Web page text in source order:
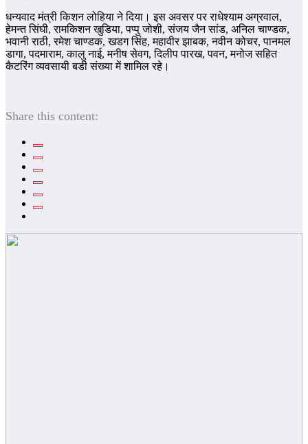
धन्यवाद मंत्री किशन लोहिया ने दिया। इस अवसर पर राधेश्याम अग्रवाल,
हेमन्त सिंघी, रामकिशन खुडिया, पप्पु जोशी, संजय जैन सांड, अनिल चाण्डक,
भवानी राठी, रमेश चाण्डक, खडग सिंह, महावीर झाबक, नवीन कोचर, पानमल
डागा, पदमाराम, कालु नाई, मनीष सेवग, दिलीप पारख, पवन, मनोज सहित
कैटरिंग व्यवसायी बडी संख्या में शामिल रहे।
Share this content: